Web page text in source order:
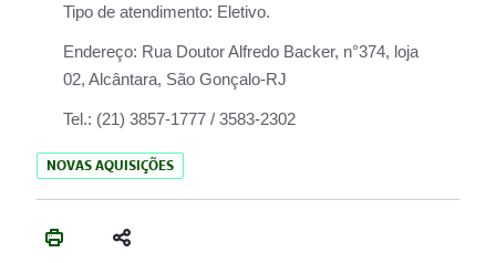
Tipo de atendimento: Eletivo.
Endereço: Rua Doutor Alfredo Backer, n°374, loja
02, Alcântara, São Gonçalo-RJ
Tel.: (21) 3857-1777 / 3583-2302
NOVAS AQUISIÇÕES